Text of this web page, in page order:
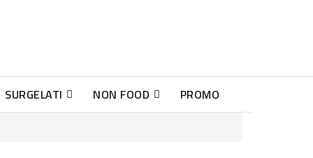
SURGELATI NON FOOD PROMO